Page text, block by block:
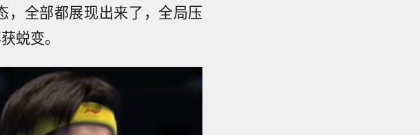
，全部都展现出来了，全局压
蜕变。